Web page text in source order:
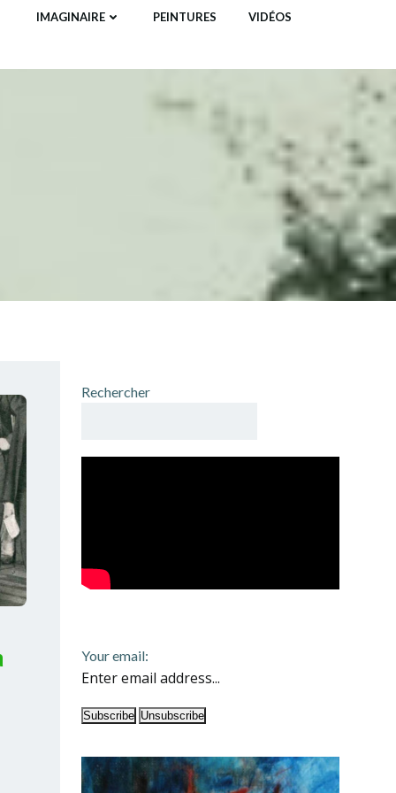
IMAGINAIRE PEINTURES VIDÉOS
Rechercher
Your email: